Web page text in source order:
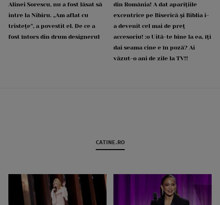
Alinei Sorescu, nu a fost lăsat să
intre la Nibiru. „Am aflat cu
tristețe”, a povestit el. De ce a
fost întors din drum designerul
din România! A dat aparițiile
excentrice pe Biserică și Biblia i-
a devenit cel mai de preț
accesoriu! :o Uită-te bine la ea, îți
dai seama cine e în poză? Ai
văzut-o ani de zile la TV!!
CATINE.RO